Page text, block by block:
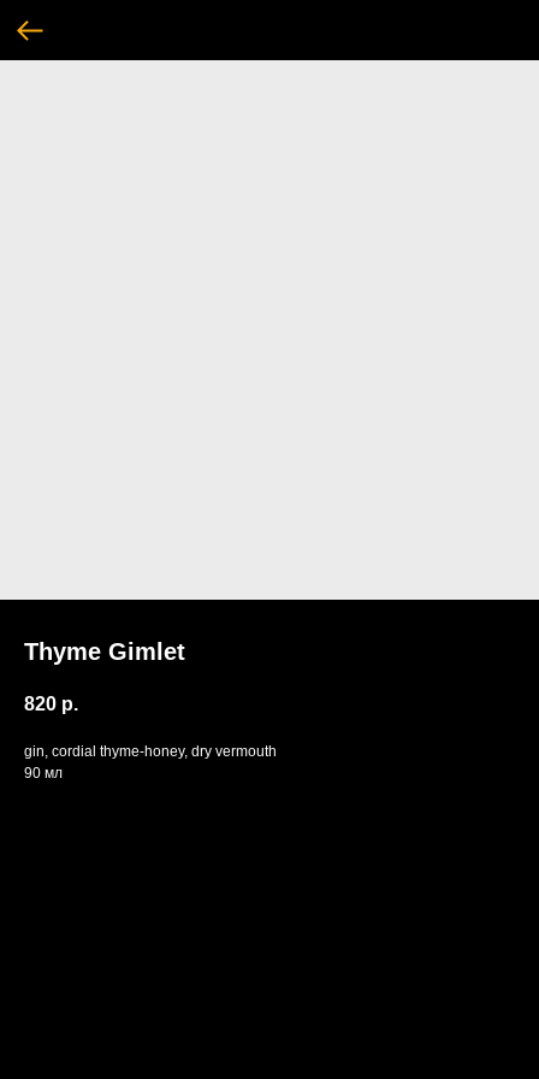
Thyme Gimlet
820 р.
gin, cordial thyme-honey, dry vermouth
90 мл